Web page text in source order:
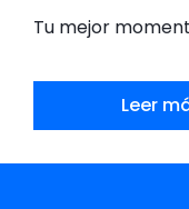
Tu mejor
Leer